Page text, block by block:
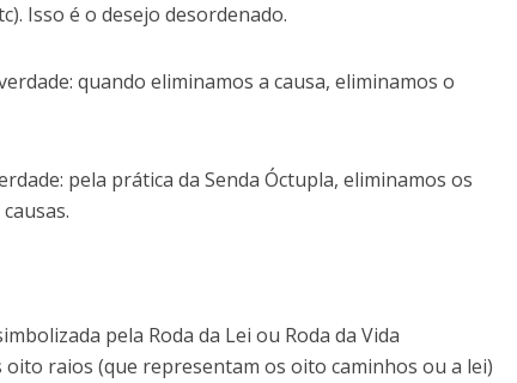
Isso é o desejo desordenado.
quando eliminamos a causa, eliminamos o
pela prática da Senda Óctupla, eliminamos os
pela Roda da Lei ou Roda da Vida
oito raios (que representam os oito caminhos ou a lei)